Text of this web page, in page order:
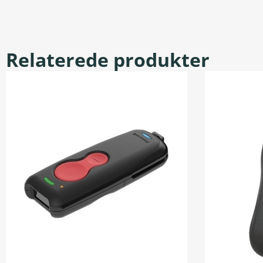
Relaterede produkter